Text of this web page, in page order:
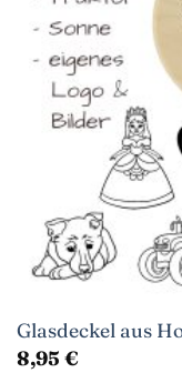
Glasdeckel aus
8,95 €